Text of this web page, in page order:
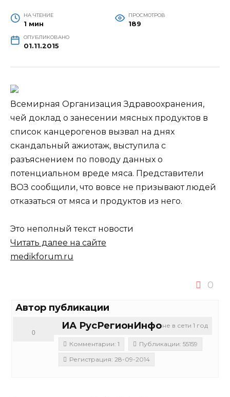
НА ЧТЕНИЕ
1 мин
ПРОСМОТРОВ
189
ОПУБЛИКОВАНО
01.11.2015
Всемирная Организация Здравоохранения,
чей доклад о занесении мясных продуктов в
список канцерогенов вызвал на днях
скандальный ажиотаж, выступила с
разъяснением по поводу данных о
потенциальном вреде мяса. Представители
ВОЗ сообщили, что вовсе не призывают людей
отказаться от мяса и продуктов из него.
Это неполный текст новости
Читать далее на сайте
medikforum.ru
0
Автор публикации
не в сети 1 год
ИА РусРегионИнфо
0
Комментарии: 1
Публикации: 55159
Регистрация: 28-09-2014